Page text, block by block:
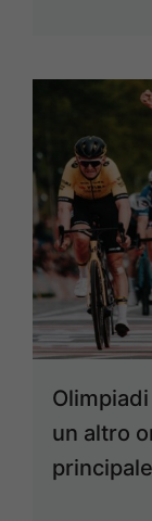
un altro